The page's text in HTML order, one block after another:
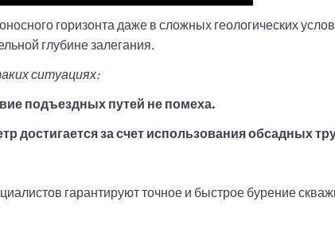
горизонта даже в сложных геологических
глубине залегания.
ситуациях:
подъездных путей не помеха.
за счет использования обсадных
гарантируют точное и быстрое бурение